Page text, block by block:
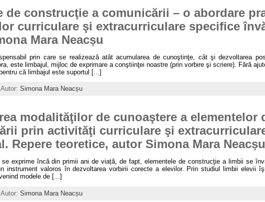
de construcţie a comunicării – o abordare
curriculare şi extracurriculare specifice
Mara Neacșu
prin care se realizează atât acumularea de cunoştinţe, cât şi dezvoltarea
este limbajul, mijloc de exprimare a conştiinţei noastre (prin vorbire şi scriere). Fără
că limbajul este suportul [...]
Simona Mara Neacșu
modalităţilor de cunoaştere a elementelor
prin activităţi curriculare şi
Repere teoretice, autor Simona Mara Neacșu
exprime încă din primii ani de viață, de fapt, elementele de construcţie a limbii se
instrument valoros în dezvoltarea vorbirii corecte a elevilor. Prin studiul limbii elevii
modele de [...]
Simona Mara Neacșu